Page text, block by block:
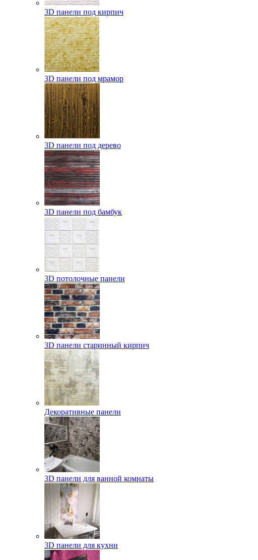
3D панели под кирпич
3D панели под мрамор
3D панели под дерево
3D панели под бамбук
3D потолочные панели
3D панели старинный кирпич
Декоративные панели
3D панели для ванной комнаты
3D панели для кухни